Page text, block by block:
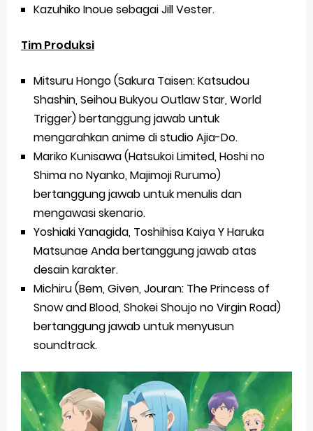
Kazuhiko Inoue sebagai Jill Vester.
Tim Produksi
Mitsuru Hongo (Sakura Taisen: Katsudou
Shashin, Seihou Bukyou Outlaw Star, World
Trigger) bertanggung jawab untuk
mengarahkan anime di studio Ajia-Do.
Mariko Kunisawa (Hatsukoi Limited, Hoshi no
Shima no Nyanko, Majimoji Rurumo)
bertanggung jawab untuk menulis dan
mengawasi skenario.
Yoshiaki Yanagida, Toshihisa Kaiya Y Haruka
Matsunae Anda bertanggung jawab atas
desain karakter.
Michiru (Bem, Given, Jouran: The Princess of
Snow and Blood, Shokei Shoujo no Virgin Road)
bertanggung jawab untuk menyusun
soundtrack.